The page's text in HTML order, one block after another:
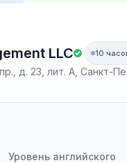
LLC 10
д. 23, лит. А, Санкт-
Уровень английского